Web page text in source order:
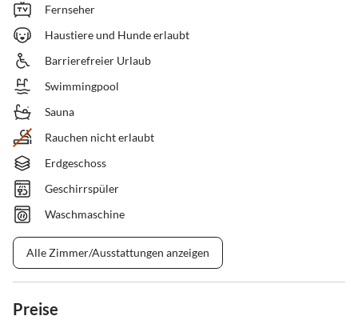
Fernseher
Haustiere und Hunde erlaubt
Barrierefreier Urlaub
Swimmingpool
Sauna
Rauchen nicht erlaubt
Erdgeschoss
Geschirrspüler
Waschmaschine
Alle Zimmer/Ausstattungen anzeigen
Preise